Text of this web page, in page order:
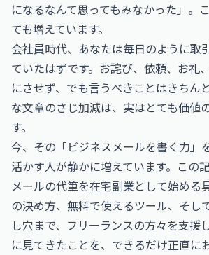
になるなんて思ってもみなかった」。
ても増えています。
会社員時代、あなたは毎日のように取
ていたはずです。お詫び、依頼、お礼
にさせず、でも言うべきことはきちん
な文章のさじ加減は、実はとても価値
す。
今、その「ビジネスメールを書く力」
活かす人が静かに増えています。この
メールの代筆を在宅副業として始める
の決め方、無料で使えるツール、そし
し穴まで、フリーランスの方々を支援
に見てきたことを、できるだけ正直に